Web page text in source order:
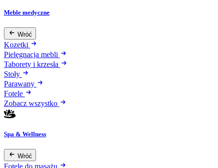
Meble medyczne
Wróć
Kozetki
Pielęgnacja mebli
Taborety i krzesła
Stoły
Parawany
Fotele
Zobacz wszystko
Spa & Wellness
Wróć